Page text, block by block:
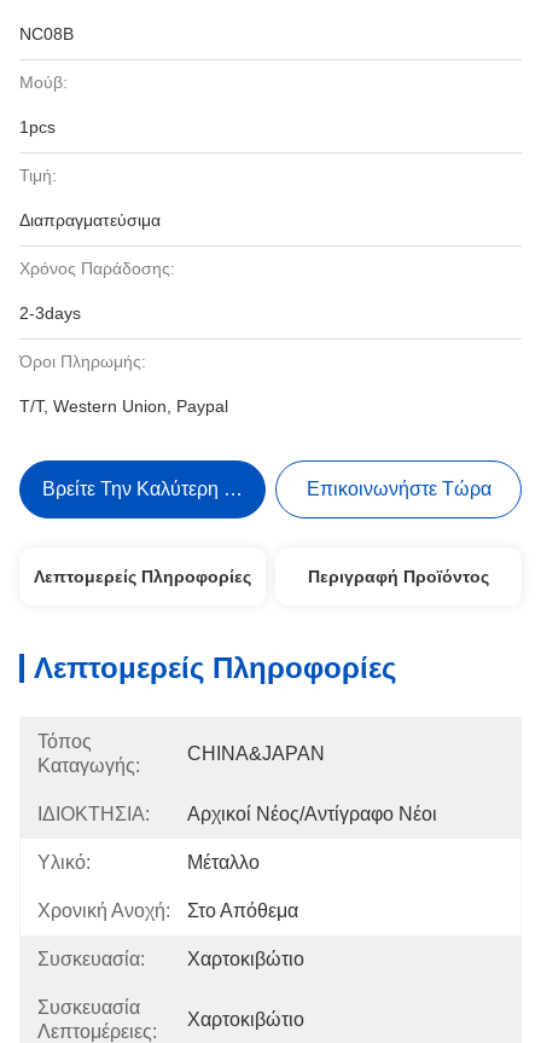
NC08B
Μούβ:
1pcs
Τιμή:
Διαπραγματεύσιμα
Χρόνος Παράδοσης:
2-3days
Όροι Πληρωμής:
T/T, Western Union, Paypal
Βρείτε Την Καλύτερη Τιμή Επικοινωνήστε Τώρα
Λεπτομερείς Πληροφορίες Περιγραφή Προϊόντος
Λεπτομερείς Πληροφορίες
Τόπος
Καταγωγής:
CHINA&JAPAN
ΙΔΙΟΚΤΗΣΙΑ: Αρχικοί Νέος/αντίγραφο Νέοι
Υλικό: Μέταλλο
Χρονική Ανοχή: Στο Απόθεμα
Συσκευασία: Χαρτοκιβώτιο
Συσκευασία
Λεπτομέρειες:
Χαρτοκιβώτιο